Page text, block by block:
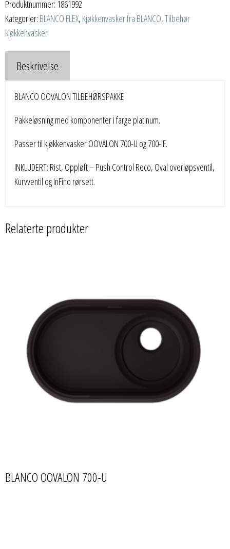
Produktnummer: 1861992
Kategorier: BLANCO FLEX, Kjøkkenvasker fra BLANCO,Tilbehør
kjøkkenvasker
Beskrivelse
BLANCO OOVALON TILBEHØRSPAKKE
Pakkeløsning med komponenter i farge platinum.
Passer til kjøkkenvasker OOVALON 700-U og 700-IF.
INKLUDERT: Rist, Oppløft – Push Control Reco, Oval overløpsventil,
Kurvventil og InFino rørsett.
Relaterte produkter
BLANCO OOVALON 700-U